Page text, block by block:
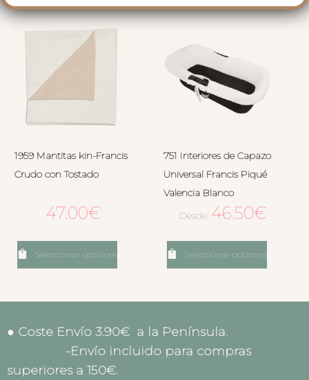
1959 Mantitas kin-Francis
Crudo con Tostado
47.00€
Seleccionar opciones
751 Interiores de Capazo
Universal Francis Piqué
Valencia Blanco
Desde: 46.50€
Seleccionar opciones
● Coste Envío 3.90€ a la Península.
-Envío incluido para compras
superiores a 150€.